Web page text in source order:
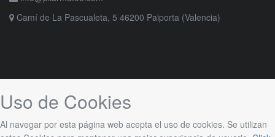
Camí de La Pascualeta, 5 46200 Paiporta (Valencia)
Uso de Cookies
Al navegar por esta página web acepta el uso de cookies. Se utilizan